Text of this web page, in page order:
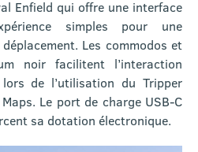
Enfield qui offre une interface
simples pour une
Les commodos et
noir facilitent l’interaction
de l’utilisation du Tripper
Le port de charge USB-C
sa dotation électronique.